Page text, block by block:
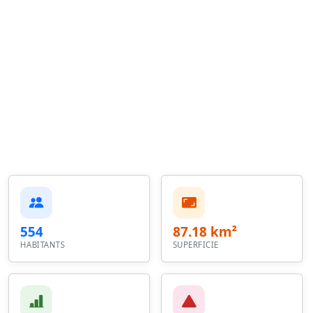
554
HABITANTS
87.18 km²
SUPERFICIE